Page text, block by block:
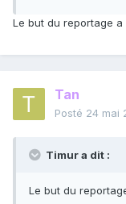
Le but du reportage a
Tan
Posté 24 mai
Timur a dit :
Le but du